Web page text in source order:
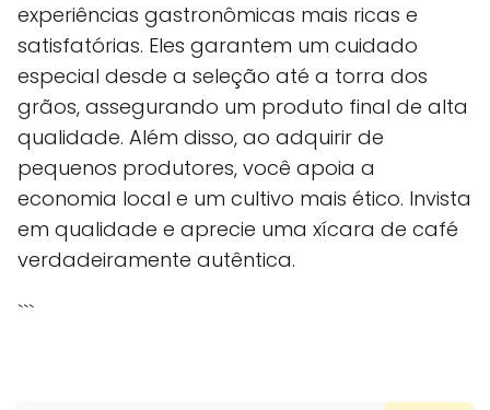
experiências gastronômicas mais ricas e
satisfatórias. Eles garantem um cuidado
especial desde a seleção até a torra dos
grãos, assegurando um produto final de alta
qualidade. Além disso, ao adquirir de
pequenos produtores, você apoia a
economia local e um cultivo mais ético. Invista
em qualidade e aprecie uma xícara de café
verdadeiramente autêntica.
```